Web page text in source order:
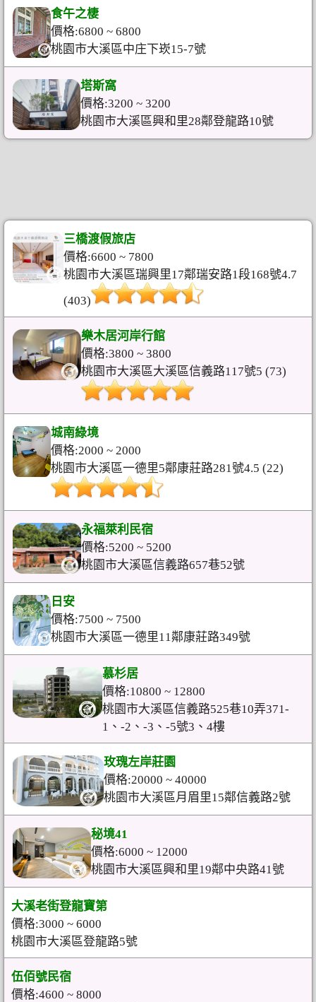
食午之棲
價格:6800 ~ 6800
桃園市大溪區中庄下崁15-7號
塔斯窩
價格:3200 ~ 3200
桃園市大溪區興和里28鄰登龍路10號
三橋渡假旅店
價格:6600 ~ 7800
桃園市大溪區瑞興里17鄰瑞安路1段168號4.7
(403)
樂木居河岸行館
價格:3800 ~ 3800
桃園市大溪區大溪區信義路117號5 (73)
城南綠境
價格:2000 ~ 2000
桃園市大溪區一德里5鄰康莊路281號4.5 (22)
永福萊利民宿
價格:5200 ~ 5200
桃園市大溪區信義路657巷52號
日安
價格:7500 ~ 7500
桃園市大溪區一德里11鄰康莊路349號
慕杉居
價格:10800 ~ 12800
桃園市大溪區信義路525巷10弄371-
1、-2、-3、-5號3、4樓
玫瑰左岸莊園
價格:20000 ~ 40000
桃園市大溪區月眉里15鄰信義路2號
秘境41
價格:6000 ~ 12000
桃園市大溪區興和里19鄰中央路41號
大溪老街登龍寶第
價格:3000 ~ 6000
桃園市大溪區登龍路5號
伍佰號民宿
價格:4600 ~ 8000